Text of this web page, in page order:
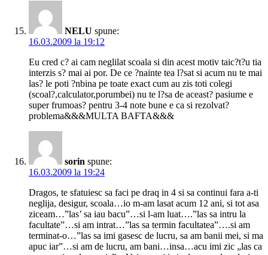
NELU spune:
16.03.2009 la 19:12
Eu cred c? ai cam neglilat scoala si din acest motiv taic?t?u tia
interzis s? mai ai por. De ce ?nainte tea l?sat si acum nu te mai
las? le poti ?nbina pe toate exact cum au zis toti colegi
(scoal?,calculator,porumbei) nu te l?sa de aceast? pasiume e
super frumoas? pentru 3-4 note bune e ca si rezolvat?
problema&&&MULTA BAFTA&&&
sorin spune:
16.03.2009 la 19:24
Dragos, te sfatuiesc sa faci pe draq in 4 si sa continui fara a-ti
neglija, desigur, scoala…io m-am lasat acum 12 ani, si tot asa
ziceam…”las’ sa iau bacu”…si l-am luat….”las sa intru la
facultate”…si am intrat…”las sa termin facultatea”….si am
terminat-o…”las sa imi gasesc de lucru, sa am banii mei, si ma
apuc iar”…si am de lucru, am bani…insa…acu imi zic „las ca